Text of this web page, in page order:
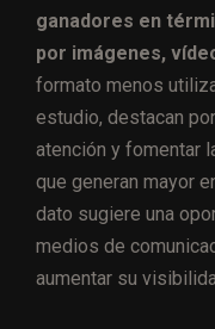
ganadores en
por imágenes,
formato menos
estudio, destacan
atención y fomentar
que generan mayor
dato sugiere una
medios de
aumentar su